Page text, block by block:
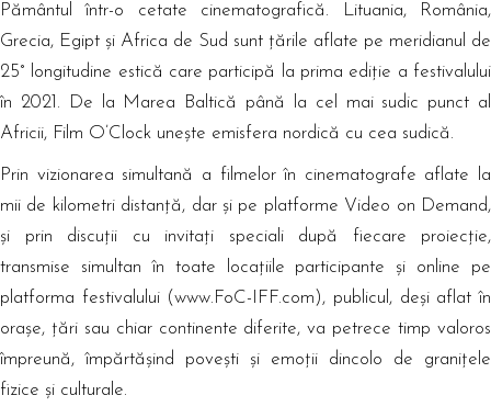
Pământul într-o cetate cinematografică. Lituania, România,
Grecia, Egipt și Africa de Sud sunt țările aflate pe meridianul de
25° longitudine estică care participă la prima ediție a festivalului
în 2021. De la Marea Baltică până la cel mai sudic punct al
Africii, Film O’Clock unește emisfera nordică cu cea sudică.
Prin vizionarea simultană a filmelor în cinematografe aflate la
mii de kilometri distanță, dar și pe platforme Video on Demand,
și prin discuții cu invitați speciali după fiecare proiecție,
transmise simultan în toate locațiile participante și online pe
platforma festivalului (www.FoC-IFF.com), publicul, deși aflat în
orașe, țări sau chiar continente diferite, va petrece timp valoros
împreună, împărtășind povești și emoții dincolo de granițele
fizice și culturale.